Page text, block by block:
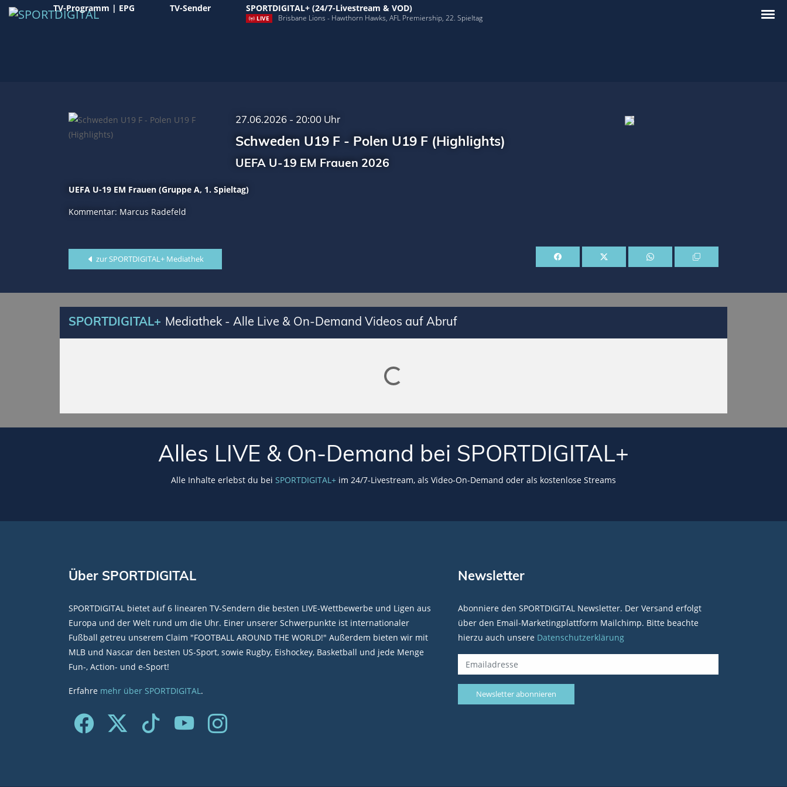
TV-Programm | EPG TV-Sender SPORTDIGITAL+ (24/7-Livestream & VOD)
LIVE Brisbane Lions - Hawthorn Hawks, AFL Premiership, 22. Spieltag
27.06.2026 - 20:00 Uhr
Schweden U19 F - Polen U19 F (Highlights)
UEFA U-19 EM Frauen 2026
UEFA U-19 EM Frauen (Gruppe A, 1. Spieltag)
Kommentar: Marcus Radefeld
zur SPORTDIGITAL+ Mediathek
SPORTDIGITAL+ Mediathek - Alle Live & On-Demand Videos auf Abruf
Lade SPORTDIGITAL+ Mediathek
Alles LIVE & On-Demand bei SPORTDIGITAL+
Alle Inhalte erlebst du bei SPORTDIGITAL+ im 24/7-Livestream, als Video-On-Demand oder als kostenlose Streams
Über SPORTDIGITAL
SPORTDIGITAL bietet auf 6 linearen TV-Sendern die besten LIVE-Wettbewerbe und Ligen aus
Europa und der Welt rund um die Uhr. Einer unserer Schwerpunkte ist internationaler
Fußball getreu unserem Claim "FOOTBALL AROUND THE WORLD!" Außerdem bieten wir mit
MLB und Nascar den besten US-Sport, sowie Rugby, Eishockey, Basketball und jede Menge
Fun-, Action- und e-Sport!
Erfahre mehr über SPORTDIGITAL.
Newsletter
Abonniere den SPORTDIGITAL Newsletter. Der Versand erfolgt
über den Email-Marketingplattform Mailchimp. Bitte beachte
hierzu auch unsere Datenschutzerklärung